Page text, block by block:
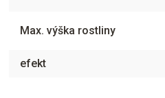
Max. výška rostliny
efekt